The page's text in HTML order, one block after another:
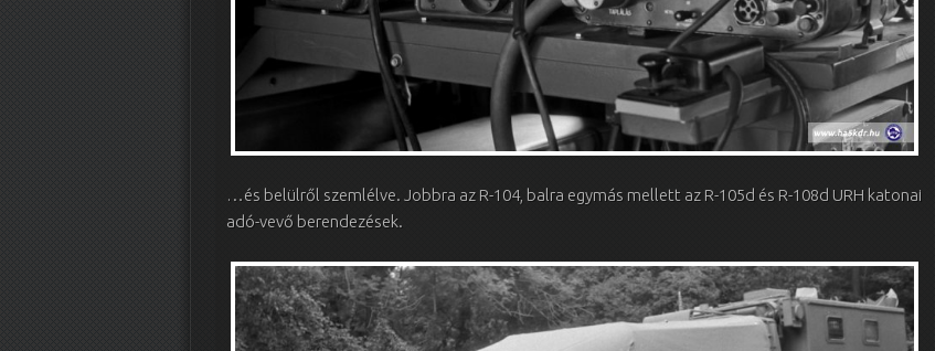
…és belülről szemlélve. Jobbra az R-104, balra egymás mellett az R-105d és R-108d URH katonai
adó-vevő berendezések.